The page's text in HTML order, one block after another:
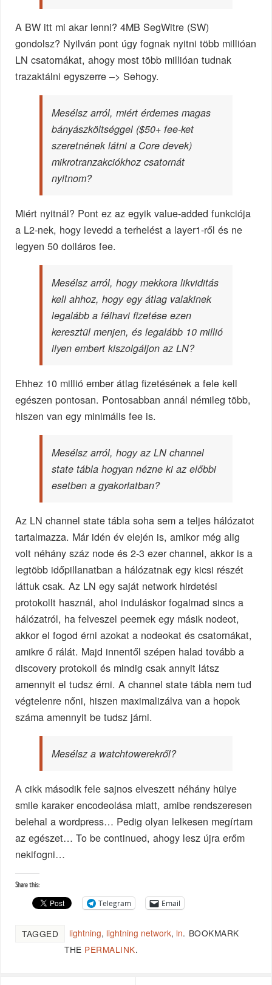
A BW itt mi akar lenni? 4MB SegWitre (SW)
gondolsz? Nyilván pont úgy fognak nyitni több millióan
LN csatornákat, ahogy most több millióan tudnak
trazaktálni egyszerre –> Sehogy.
Mesélsz arról, miért érdemes magas
bányászköltséggel ($50+ fee-ket
szeretnének látni a Core devek)
mikrotranzakciókhoz csatornát
nyitnom?
Miért nyitnál? Pont ez az egyik value-added funkciója
a L2-nek, hogy levedd a terhelést a layer1-ről és ne
legyen 50 dolláros fee.
Mesélsz arról, hogy mekkora likviditás
kell ahhoz, hogy egy átlag valakinek
legalább a félhavi fizetése ezen
keresztül menjen, és legalább 10 millió
ilyen embert kiszolgáljon az LN?
Ehhez 10 millió ember átlag fizetésének a fele kell
egészen pontosan. Pontosabban annál némileg több,
hiszen van egy minimális fee is.
Mesélsz arról, hogy az LN channel
state tábla hogyan nézne ki az előbbi
esetben a gyakorlatban?
Az LN channel state tábla soha sem a teljes hálózatot
tartalmazza. Már idén év elején is, amikor még alig
volt néhány száz node és 2-3 ezer channel, akkor is a
legtöbb időpillanatban a hálózatnak egy kicsi részét
láttuk csak. Az LN egy saját network hirdetési
protokollt használ, ahol induláskor fogalmad sincs a
hálózatról, ha felveszel peernek egy másik nodeot,
akkor el fogod érni azokat a nodeokat és csatornákat,
amikre ő rálát. Majd innentől szépen halad tovább a
discovery protokoll és mindig csak annyit látsz
amennyit el tudsz érni. A channel state tábla nem tud
végtelenre nőni, hiszen maximalizálva van a hopok
száma amennyit be tudsz járni.
Mesélsz a watchtowerekről?
A cikk második fele sajnos elveszett néhány hülye
smile karaker encodeolása miatt, amibe rendszeresen
belehal a wordpress… Pedig olyan lelkesen megírtam
az egészet… To be continued, ahogy lesz újra erőm
nekifogni…
Share this:
Telegram Email
TAGGED lightning, lightning network, ln. BOOKMARK
THE PERMALINK.